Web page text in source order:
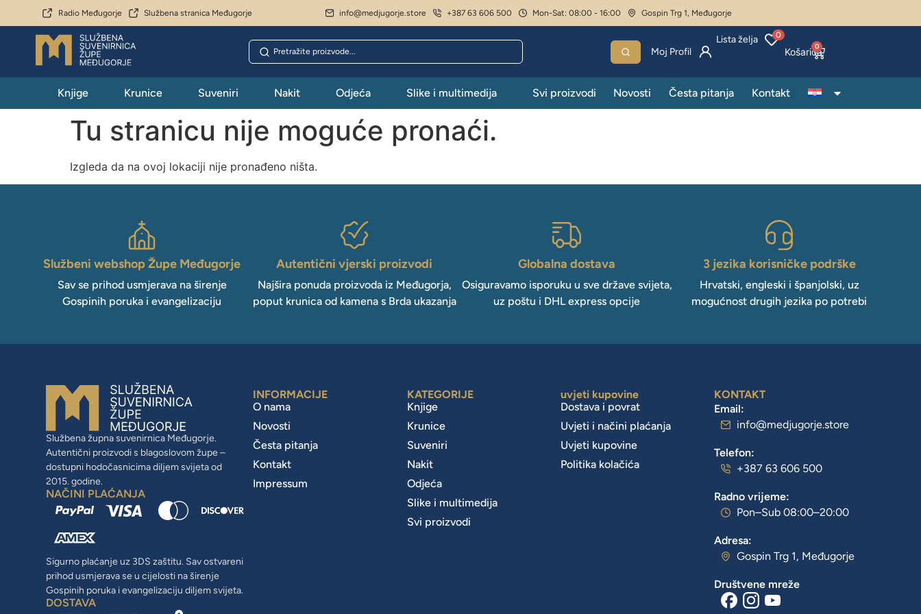
Radio Međugorje Službena stranica Međugorje info@medjugorje.store +387 63 606 500 Mon-Sat: 08:00 - 16:00 Gospin Trg 1, Međugorje
Lista želja 0
Moj Profil 0
Knjige Krunice Suveniri Nakit Odjeća Slike i multimedija Svi proizvodi Novosti Česta pitanja Kontakt
Tu stranicu nije moguće pronaći.
Izgleda da na ovoj lokaciji nije pronađeno ništa.
Službeni webshop Župe Međugorje
Sav se prihod usmjerava na širenje
Gospinih poruka i evangelizaciju
Autentični vjerski proizvodi
Najšira ponuda proizvoda iz Međugorja,
poput krunica od kamena s Brda ukazanja
Globalna dostava
Osiguravamo isporuku u sve države svijeta,
uz poštu i DHL express opcije
3 jezika korisničke podrške
Hrvatski, engleski i španjolski, uz
mogućnost drugih jezika po potrebi
Službena župna suvenirnica Međugorje.
Autentični proizvodi s blagoslovom župe –
dostupni hodočasnicima diljem svijeta od
2015. godine.
NAČINI PLAĆANJA
Sigurno plaćanje uz 3DS zaštitu. Sav ostvareni
prihod usmjerava se u cijelosti na širenje
Gospinih poruka i evangelizaciju diljem svijeta.
DOSTAVA
INFORMACIJE
O nama
Novosti
Česta pitanja
Kontakt
Impressum
KATEGORIJE
Knjige
Krunice
Suveniri
Nakit
Odjeća
Slike i multimedija
Svi proizvodi
uvjeti kupovine
Dostava i povrat
Uvjeti i načini plaćanja
Uvjeti kupovine
Politika kolačića
KONTAKT
Email:
info@medjugorje.store
Telefon:
+387 63 606 500
Radno vrijeme:
Pon–Sub 08:00–20:00
Adresa:
Gospin Trg 1, Međugorje
Društvene mreže